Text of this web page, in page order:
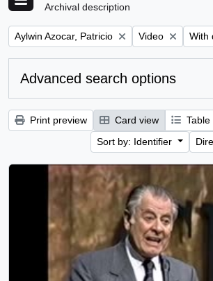
Archival description
Remove filter:
Aylwin Azocar, Patricio Remove filter:
Video With
Advanced search options
Print preview Card view
Table
Sort by: Identifier